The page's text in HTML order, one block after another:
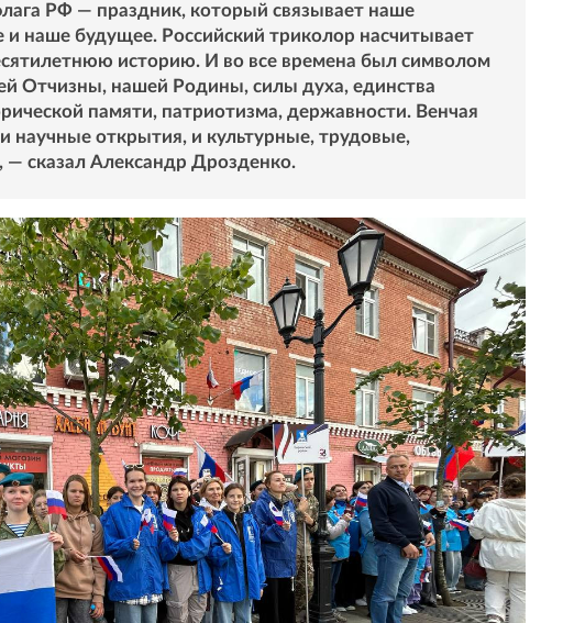
РФ — праздник, который связывает наше
наше будущее. Российский триколор насчитывает
историю. И во все времена был символом
Отчизны, нашей Родины, силы духа, единства
памяти, патриотизма, державности. Венчая
научные открытия, и культурные, трудовые,
сказал Александр Дрозденко.